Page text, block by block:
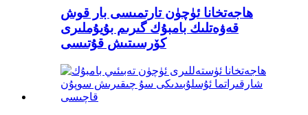
ھاجەتخانا ئۈچۈن تارتمىسى بار قوش
قەۋەتلىك بامبۇك گىرىم بۇيۇملىرى
كۆرسىتىش قۇتىسى